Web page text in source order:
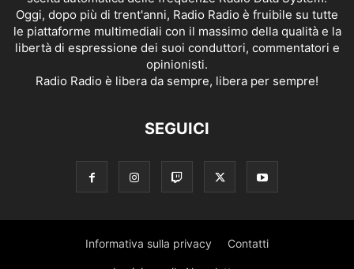
Oggi, dopo più di trent'anni, Radio Radio è fruibile su tutte
le piattaforme multimediali con il massimo della qualità e la
libertà di espressione dei suoi conduttori, commentatori e
opinionisti.
Radio Radio è libera da sempre, libera per sempre!
SEGUICI
Informativa sulla privacy Contatti